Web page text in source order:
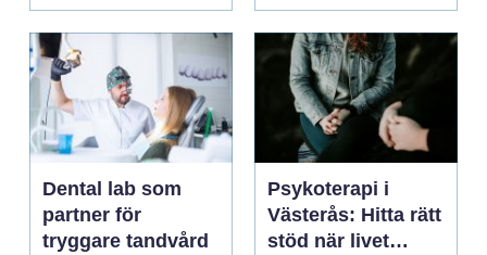
Dental lab som
partner för
tryggare tandvård
Psykoterapi i
Västerås: Hitta rätt
stöd när livet